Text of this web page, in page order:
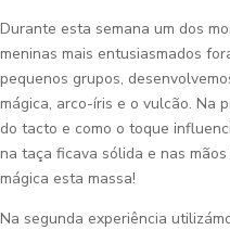
Durante esta semana um dos
meninas mais entusiasmados
pequenos grupos,
mágica, arco-íris e o vulcão. Na
do tacto e como o toque
na taça ficava sólida e nas
mágica esta massa!
Na segunda experiência